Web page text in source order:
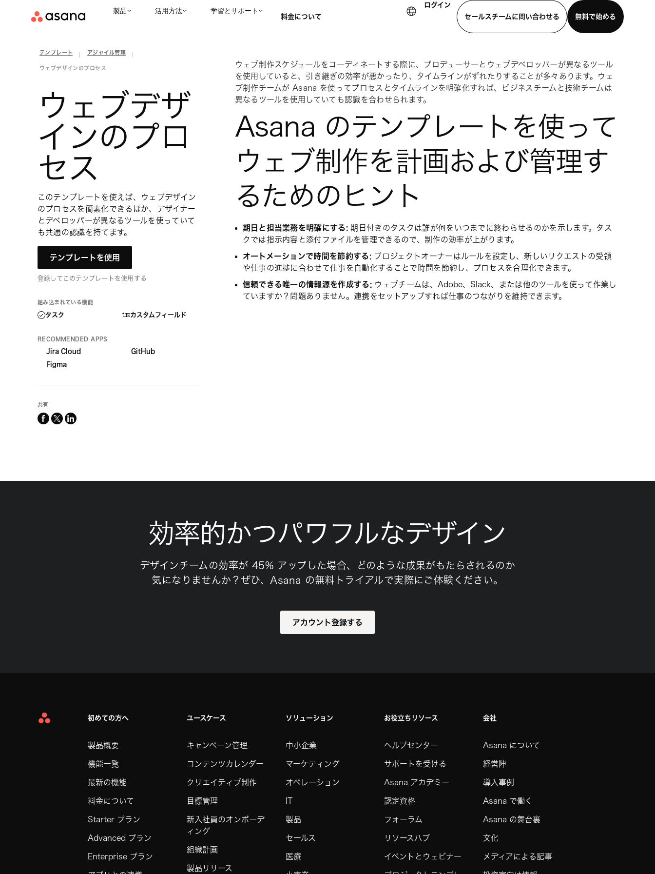
製品 活用方法 学習とサポート
料金について
ログイン
セールスチームに問い合わせる
無料で始める
テンプレート アジャイル管理
ウェブデザインのプロセス
ウェブデザ
インのプロ
セス
このテンプレートを使えば、ウェブデザイン
のプロセスを簡素化できるほか、デザイナー
とデベロッパーが異なるツールを使っていて
も共通の認識を持てます。
テンプレートを使用
登録してこのテンプレートを使用する
組み込まれている機能
タスク カスタムフィールド
RECOMMENDED APPS
Jira Cloud GitHub
Figma
共有
facebook
x-
linkedin
ウェブ制作スケジュールをコーディネートする際に、プロデューサーとウェブデベロッパーが異なるツール
を使用していると、引き継ぎの効率が悪かったり、タイムラインがずれたりすることが多々あります。ウェ
ブ制作チームが Asana を使ってプロセスとタイムラインを明確化すれば、ビジネスチームと技術チームは
異なるツールを使用していても認識を合わせられます。
Asana のテンプレートを使って
ウェブ制作を計画および管理す
るためのヒント
期日と担当業務を明確にする: 期日付きのタスクは誰が何をいつまでに終わらせるのかを示します。タス
クでは指示内容と添付ファイルを管理できるので、制作の効率が上がります。
オートメーションで時間を節約する: プロジェクトオーナーはルールを設定し、新しいリクエストの受領
や仕事の進捗に合わせて仕事を自動化することで時間を節約し、プロセスを合理化できます。
信頼できる唯一の情報源を作成する: ウェブチームは、 Adobe、 Slack、または他のツールを使って作業し
ていますか？問題ありません。連携をセットアップすれば仕事のつながりを維持できます。
効率的かつパワフルなデザイン
デザインチームの効率が 45% アップした場合、どのような成果がもたらされるのか
気になりませんか？ぜひ、Asana の無料トライアルで実際にご体験ください。
アカウント登録する
Asana
初めての方へ
製品概要
機能一覧
最新の機能
料金について
Starter プラン
Advanced プラン
Enterprise プラン
ユースケース
キャンペーン管理
コンテンツカレンダー
クリエイティブ制作
目標管理
新入社員のオンボーデ
ィング
組織計画
製品リリース
ソリューション
中小企業
マーケティング
オペレーション
IT
製品
セールス
医療
お役立ちリソース
ヘルプセンター
サポートを受ける
Asana アカデミー
認定資格
フォーラム
リソースハブ
イベントとウェビナー
会社
Asana について
経営陣
導入事例
Asana で働く
Asana の舞台裏
文化
メディアによる記事